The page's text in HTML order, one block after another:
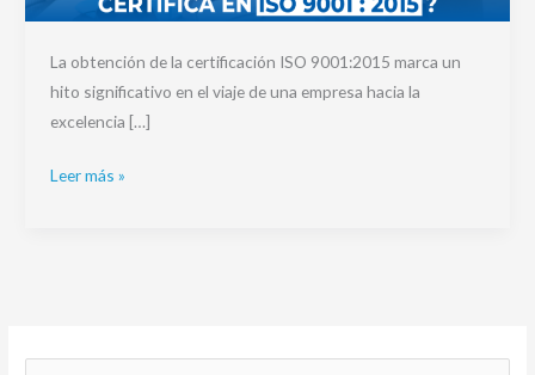
La obtención de la certificación ISO 9001:2015 marca un
hito significativo en el viaje de una empresa hacia la
excelencia […]
Leer más »